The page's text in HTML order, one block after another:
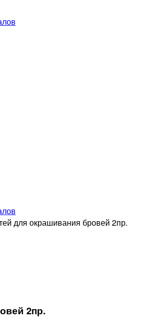
для окрашивания бровей 2пр.
2пр.